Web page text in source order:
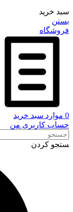
سبد خرید
بستن
فروشگاه
0 موارد سبد خرید
حساب کاربری من
کردن